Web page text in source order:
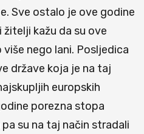
Sve ostalo je ove godine
kažu da su ove
nego lani. Posljedica
države koja je na taj
europskih
porezna stopa
su na taj način stradali